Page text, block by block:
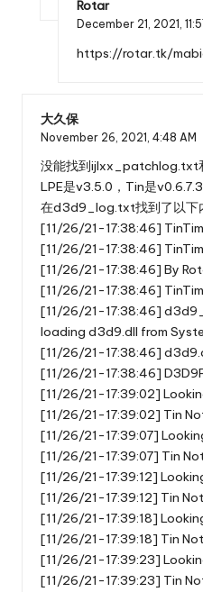
Rotar
December 21, 2021,
https://rotar.tk/
大久保
November 26, 2021, 4:48 AM
没能找到
LPE是v3.5.0，Tin是
在d3d9_log.txt找到了以下
[11/26/21-17:38:46]
[11/26/21-17:38:46]
[11/26/21-17:38:46] By
[11/26/21-17:38:46]
[11/26/21-17:38:46]
loading d3d9.dll from
[11/26/21-17:38:46]
[11/26/21-17:38:46]
[11/26/21-17:39:02]
[11/26/21-17:39:02] Tin
[11/26/21-17:39:07]
[11/26/21-17:39:07] Tin
[11/26/21-17:39:12]
[11/26/21-17:39:12] Tin
[11/26/21-17:39:18]
[11/26/21-17:39:18] Tin
[11/26/21-17:39:23]
[11/26/21-17:39:23] Tin